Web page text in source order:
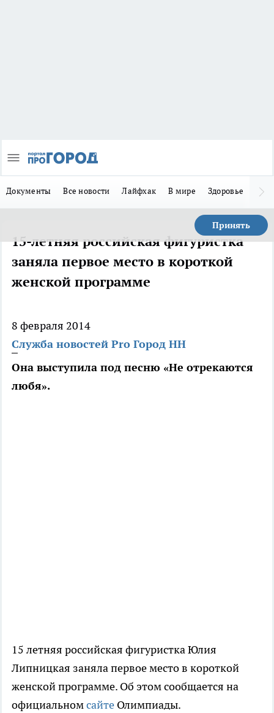
Документы Все новости Лайфхак В мире Здоровье
Принять
15-летняя российская фигуристка
заняла первое место в короткой
женской программе
8 февраля 2014
Служба новостей Pro Город НН
Она выступила под песню «Не отрекаются
любя».
15 летняя российская фигуристка Юлия
Липницкая заняла первое место в короткой
женской программе. Об этом сообщается на
официальномсайте Олимпиады.